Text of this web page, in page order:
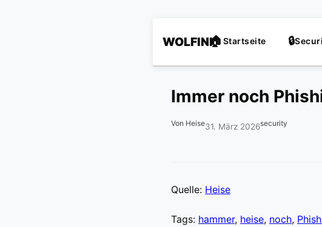
WOLFINI Startseite
Immer noch
Von Heise31. März 2026security
Quelle: Heise
Tags: hammer, heise, noch,